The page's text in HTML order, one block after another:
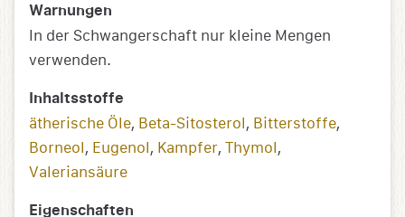
Warnungen
In der Schwangerschaft nur kleine Mengen
verwenden.
Inhaltsstoffe
ätherische Öle, Beta-Sitosterol, Bitterstoffe,
Borneol, Eugenol, Kampfer, Thymol,
Valeriansäure
Eigenschaften